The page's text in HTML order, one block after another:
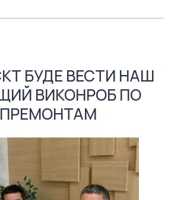
БУДЕ ВЕСТИ НАШ
ВИКОНРОБ ПО